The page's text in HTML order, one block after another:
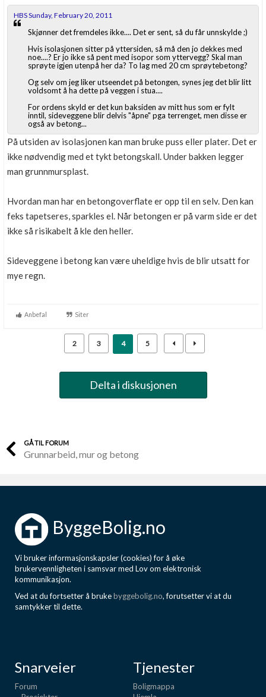
HBS Sunday, February 20, 2011
Skjønner det fremdeles ikke.... Det er sent, så du får unnskylde ;)
Hvis isolasjonen sitter på yttersiden, så må den jo dekkes med
noe....? Er jo ikke så pent med isopor som yttervegg? Skal man
sprøyte igjen utenpå her da? To lag med 20 cm sprøytebetong?
Og selv om jeg liker utseendet på betongen, synes jeg det blir litt
voldsomt å ha dette på veggen i stua....
For ordens skyld er det kun baksiden av mitt hus som er fylt
inntil, sideveggene blir delvis "åpne" pga terrenget, men disse er
også av betong...
På utsiden av isolasjonen kan man bruke puss eller plater. Det er
ikke nødvendig med et tykt betongskall. Under bakken legger
man grunnmursplast.
Hvordan man har en betongoverflate er opp til en selv. Den kan
feks tapetseres, sparkles el. Når betongen er på varm side er det
ikke så risikabelt å kle den heller.
Sideveggene i betong kan være uheldige hvis de blir utsatt for
mye regn.
Anbefal Siter
2 3 4 5
Delta i diskusjonen
GÅ TIL FORUM
Grunnarbeid, mur og betong
ByggeBolig.no
Vi bruker informasjonskapsler (cookies) for å øke
brukervennligheten i samsvar med Lov om elektronisk
kommunikasjon.
Ved at du fortsetter å brukebyggebolig.no, forutsetter vi at du
samtykker til dette.
Snarveier
Forum
Tjenester
Boligmappa